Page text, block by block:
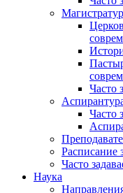
Часто
Часто
Расписание
Часто
Наука